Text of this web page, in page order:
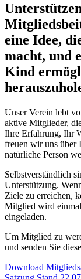
eine Idee,
macht, und
Kind
Unser Verein lebt
aktive Mitglieder,
Ihre Erfahrung, Ihr
freuen wir uns über
natürliche Person
Selbstverständlich
Unterstützung.
Ziele zu erreichen,
Mitglied wird einmal
eingeladen.
Um Mitglied zu
und senden Sie
Download